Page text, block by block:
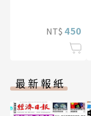
NT$ 450
最新報紙